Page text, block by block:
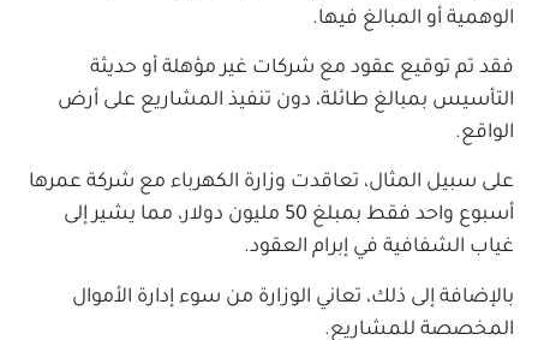
الوهمية أو المبالغ فيها.
فقد تم توقيع عقود مع شركات غير مؤهلة أو حديثة
التأسيس بمبالغ طائلة، دون تنفيذ المشاريع على أرض
الواقع.
على سبيل المثال، تعاقدت وزارة الكهرباء مع شركة عمرها
أسبوع واحد فقط بمبلغ 50 مليون دولار، مما يشير إلى
غياب الشفافية في إبرام العقود.
بالإضافة إلى ذلك، تعاني الوزارة من سوء إدارة الأموال
المخصصة للمشاريع.